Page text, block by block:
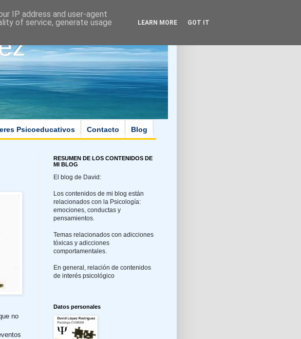
Psicoeducativos Contacto Blog
no
RESUMEN DE LOS CONTENIDOS DE
MI BLOG
El blog de David:
Los contenidos de mi blog están
relacionados con la Psicología:
emociones, conductas y
pensamientos.
Temas relacionados con adicciones
tóxicas y adicciones
comportamentales.
En general, relación de contenidos
de interés psicológico
Datos personales
IP address and user-agent
of service, generate usage
LEARN MORE GOT IT